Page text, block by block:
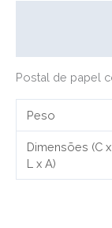
Postal de papel
Peso
Dimensões (C x
L x A)